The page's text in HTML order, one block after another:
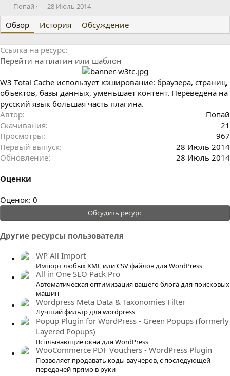
А
т
о
р
Попай
Д
т
а
с
о
з
а
и
я
28 Июль 2014
Обзор История Обсуждение
Ссылка на ресурс
Перейти на плагин или шаблон
W3 Тotal Cache использует кэширование: браузера, страниц,
объектов, базы данных, уменьшает контент. Переведена на
русский язык большая часть плагина.
Автор
Попай
Скачивания
21
Просмотры
967
Первый выпуск
28 Июль 2014
Обновление
28 Июль 2014
Оценки
0
.
0
0
з
Оценок: 0
Обсудить ресурс
Другие ресурсы пользователя
WP All Import
Импорт любых XML или CSV файлов для WordPress
All in One SEO Pack Pro
Автоматическая оптимизация вашего блога для поисковых
машин
Wordpress Meta Data & Taxonomies Filter
Лучший фильтр для wordpress
Popup Plugin for WordPress - Green Popups (formerly
Layered Popups)
Всплывающие окна для WordPress
WooCommerce PDF Vouchers - WordPress Plugin
Позволяет продавать коды ваучеров, с последующей
передачей прямо в руки